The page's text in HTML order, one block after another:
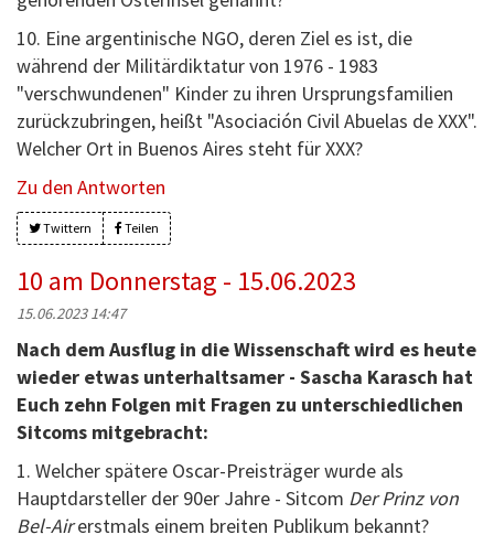
10. Eine argentinische NGO, deren Ziel es ist, die
während der Militärdiktatur von 1976 - 1983
"verschwundenen" Kinder zu ihren Ursprungsfamilien
zurückzubringen, heißt "Asociación Civil Abuelas de XXX".
Welcher Ort in Buenos Aires steht für XXX?
Zu den Antworten
Twittern Teilen
10 am Donnerstag - 15.06.2023
15.06.2023 14:47
Nach dem Ausflug in die Wissenschaft wird es heute
wieder etwas unterhaltsamer - Sascha Karasch hat
Euch zehn Folgen mit Fragen zu unterschiedlichen
Sitcoms mitgebracht:
1. Welcher spätere Oscar-Preisträger wurde als
Hauptdarsteller der 90er Jahre - Sitcom Der Prinz von
Bel-Airerstmals einem breiten Publikum bekannt?